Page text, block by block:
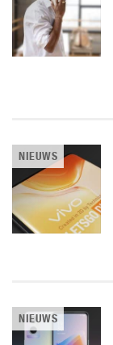
NIEUWS
NIEUWS